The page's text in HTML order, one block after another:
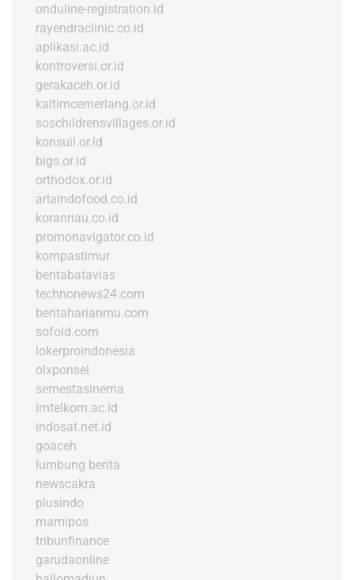
onduline-registration.id
rayendraclinic.co.id
aplikasi.ac.id
kontroversi.or.id
gerakaceh.or.id
kaltimcemerlang.or.id
soschildrensvillages.or.id
konsuil.or.id
bigs.or.id
orthodox.or.id
arlaindofood.co.id
koranriau.co.id
promonavigator.co.id
kompastimur
beritabatavias
technonews24.com
beritaharianmu.com
sofold.com
lokerproindonesia
olxponsel
semestasinema
imtelkom.ac.id
indosat.net.id
goaceh
lumbung berita
newscakra
plusindo
mamipos
tribunfinance
garudaonline